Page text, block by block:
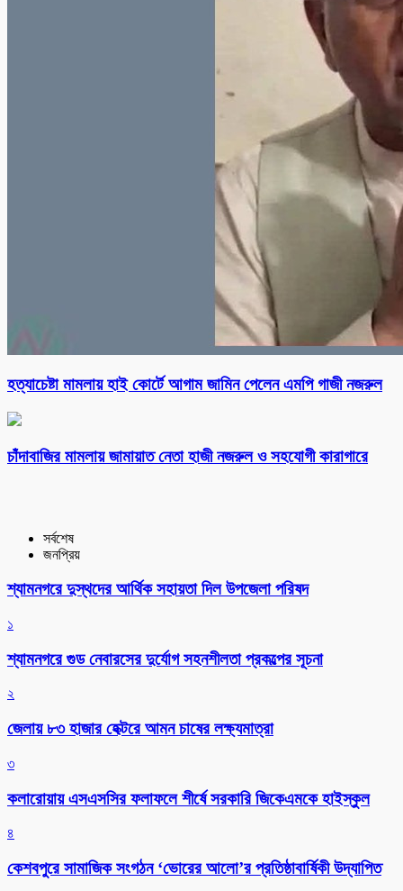
হত্যাচেষ্টা মামলায় হাই কোর্টে আগাম জামিন পেলেন এমপি গাজী নজরুল
চাঁদাবাজির মামলায় জামায়াত নেতা হাজী নজরুল ও সহযোগী কারাগারে
সর্বশেষ
জনপ্রিয়
শ্যামনগরে দুস্থদের আর্থিক সহায়তা দিল উপজেলা পরিষদ
১
শ্যামনগরে গুড নেবারসের দুর্যোগ সহনশীলতা প্রকল্পের সূচনা
২
জেলায় ৮৩ হাজার হেক্টরে আমন চাষের লক্ষ্যমাত্রা
৩
কলারোয়ায় এসএসসির ফলাফলে শীর্ষে সরকারি জিকেএমকে হাইস্কুল
৪
কেশবপুরে সামাজিক সংগঠন ‘ভোরের আলো’র প্রতিষ্ঠাবার্ষিকী উদ্যাপিত